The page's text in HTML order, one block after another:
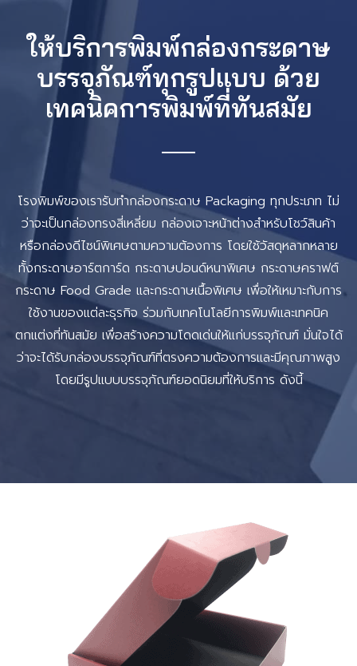
ให้บริการพิมพ์กล่องกระดาษ
บรรจุภัณฑ์ทุกรูปแบบ ด้วย
เทคนิคการพิมพ์ที่ทันสมัย
โรงพิมพ์ของเรารับทำกล่องกระดาษ Packaging ทุกประเภท ไม่
ว่าจะเป็นกล่องทรงสี่เหลี่ยม กล่องเจาะหน้าต่างสำหรับโชว์สินค้า
หรือกล่องดีไซน์พิเศษตามความต้องการ โดยใช้วัสดุหลากหลาย
ทั้งกระดาษอาร์ตการ์ด กระดาษปอนด์หนาพิเศษ กระดาษคราฟต์
กระดาษ Food Grade และกระดาษเนื้อพิเศษ เพื่อให้เหมาะกับการ
ใช้งานของแต่ละธุรกิจ ร่วมกับเทคโนโลยีการพิมพ์และเทคนิค
ตกแต่งที่ทันสมัย เพื่อสร้างความโดดเด่นให้แก่บรรจุภัณฑ์ มั่นใจได้
ว่าจะได้รับกล่องบรรจุภัณฑ์ที่ตรงความต้องการและมีคุณภาพสูง
โดยมีรูปแบบบรรจุภัณฑ์ยอดนิยมที่ให้บริการ ดังนี้